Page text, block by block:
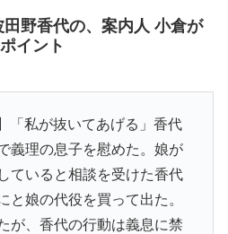
野香代の、案内人 小倉が
イント
「私が抜いてあげる」香代
義理の息子を慰めた。娘が
ていると相談を受けた香代
と娘の代役を買って出た。
が、香代の行動は義息に禁